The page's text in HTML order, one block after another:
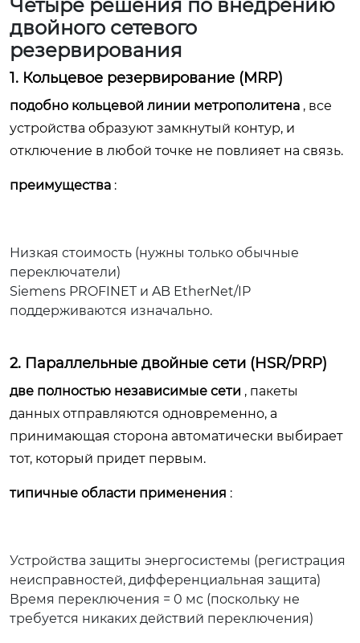
Четыре решения по внедрению
двойного сетевого
резервирования
1. Кольцевое резервирование (MRP)
подобно кольцевой линии метрополитена , все
устройства образуют замкнутый контур, и
отключение в любой точке не повлияет на связь.
преимущества :
Низкая стоимость (нужны только обычные
переключатели)
Siemens PROFINET и AB EtherNet/IP
поддерживаются изначально.
2. Параллельные двойные сети (HSR/PRP)
две полностью независимые сети , пакеты
данных отправляются одновременно, а
принимающая сторона автоматически выбирает
тот, который придет первым.
типичные области применения :
Устройства защиты энергосистемы (регистрация
неисправностей, дифференциальная защита)
Время переключения = 0 мс (поскольку не
требуется никаких действий переключения)